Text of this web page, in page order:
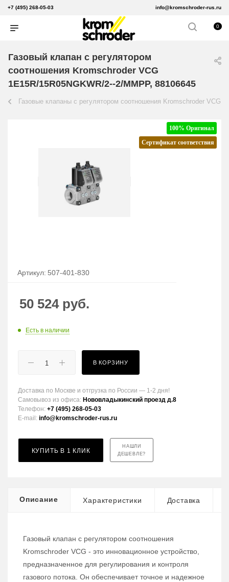
+7 (495) 268-05-03 info@kromschroder-rus.ru
0
Газовый клапан с регулятором
соотношения Kromschroder VCG
1E15R/15R05NGKWR/2--2/MMPP, 88106645
Газовые клапаны с регулятором соотношения Kromschroder VCG
100% Оригинал
Сертификат соответствия
Артикул: 507-401-830
50 524руб.
Есть в наличии
В КОРЗИНУ
Доставка по Москве и отгрузка по России — 1-2 дня!
Самовывоз из офиса: Нововладыкинский проезд д.8
Телефон: +7 (495) 268-05-03
E-mail: info@kromschroder-rus.ru
КУПИТЬ В 1 КЛИК
НАШЛИ
ДЕШЕВЛЕ?
Описание Характеристики Доставка
Газовый клапан с регулятором соотношения
Kromschroder VCG - это инновационное устройство,
предназначенное для регулирования и контроля
газового потока. Он обеспечивает точное и надежное